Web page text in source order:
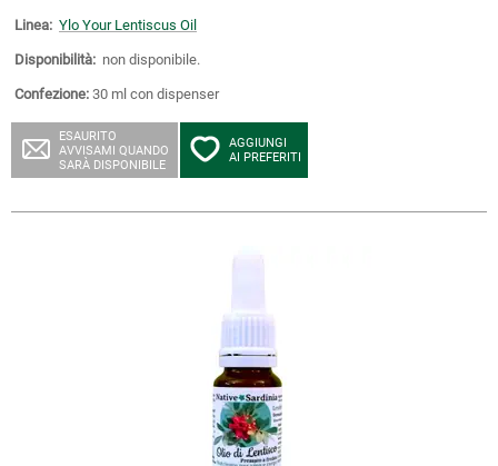
Linea: Ylo Your Lentiscus Oil
Disponibilità: non disponibile.
Confezione: 30 ml con dispenser
ESAURITO
AVVISAMI QUANDO
SARÀ DISPONIBILE
AGGIUNGI
AI PREFERITI